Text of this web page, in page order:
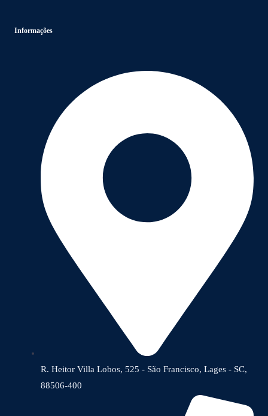
Informações
R. Heitor Villa Lobos, 525 - São Francisco, Lages - SC,
88506-400